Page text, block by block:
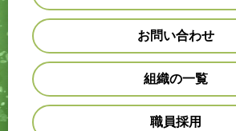
お問い合わせ
組織の一覧
職員採用